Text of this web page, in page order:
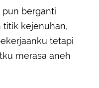
pun berganti
titik kejenuhan,
tetapi
merasa aneh